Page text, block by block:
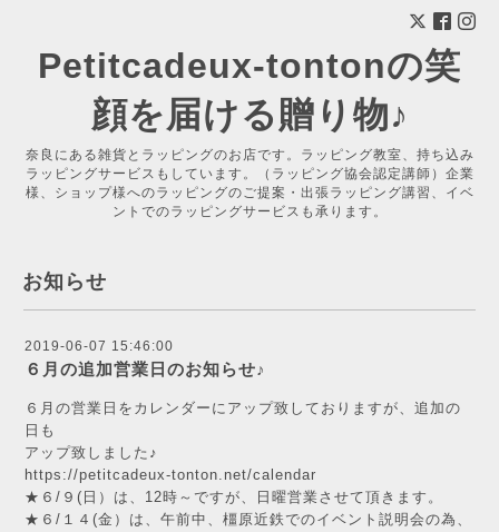
Petitcadeux-tontonの笑
顔を届ける贈り物♪
奈良にある雑貨とラッピングのお店です。ラッピング教室、持ち込み
ラッピングサービスもしています。（ラッピング協会認定講師）企業
様、ショップ様へのラッピングのご提案・出張ラッピング講習、イベ
ントでのラッピングサービスも承ります。
お知らせ
2019-06-07 15:46:00
６月の追加営業日のお知らせ♪
６月の営業日をカレンダーにアップ致しておりますが、追加の
日も
アップ致しました♪
https://petitcadeux-tonton.net/calendar
★６/９(日）は、12時～ですが、日曜営業させて頂きます。
★６/１４(金）は、午前中、橿原近鉄でのイベント説明会の為、